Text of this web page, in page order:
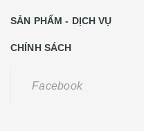
SẢN PHẨM - DỊCH VỤ
CHÍNH SÁCH
Facebook